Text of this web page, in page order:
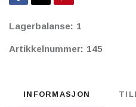
Lagerbalanse: 1
Artikkelnummer: 145
INFORMASJON